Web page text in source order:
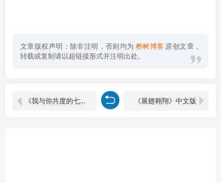
文章版权声明：除非注明，否则均为 桦树博客 原创文章，
转载或复制请以超链接形式并注明出处。
《我与你共度的七日》中文版 《展翅翱翔》中文版